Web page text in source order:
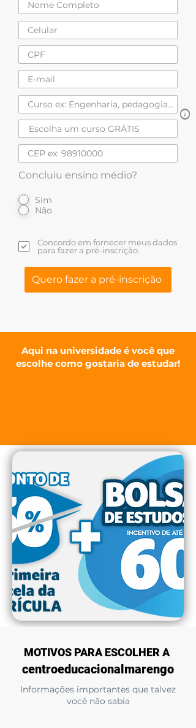
Concluiu ensino médio?
Sim
Não
Concordo em fornecer meus dados
para fazer a pré-inscrição.
Quero fazer a pré-inscrição
Aqui na universidade é você que
escolhe como gostaria de estudar!
MOTIVOS PARA ESCOLHER A
centroeducacionalmarengo
Informações importantes que talvez
você não sabia